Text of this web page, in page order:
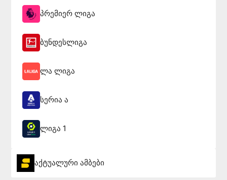
პრემიერ ლიგა
ბუნდესლიგა
ლა ლიგა
სერია ა
ლიგა 1
აქტუალური ამბები